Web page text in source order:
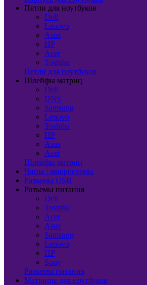
Петли для ноутбуков
Dell
Lenovo
Asus
HP
Acer
Toshiba
Петли для ноутбуков
Шлейфы матриц
Dell
DNS
Samsung
Lenovo
Toshiba
HP
Asus
Acer
Шлейфы матриц
Чипы / микросхемы
Разъемы USB
Разъемы питания
Dell
Toshiba
Acer
Asus
Samsung
Lenovo
HP
Sony
Разъемы питания
Матрицы для ноутбуков